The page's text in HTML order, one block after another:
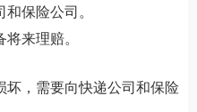
保险公司。
来理赔。
，需要向快递公司和保险